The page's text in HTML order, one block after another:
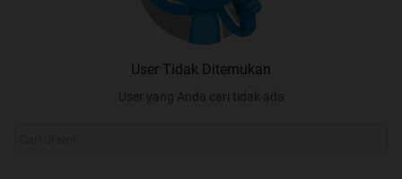
User Tidak Ditemukan
User yang Anda cari tidak ada